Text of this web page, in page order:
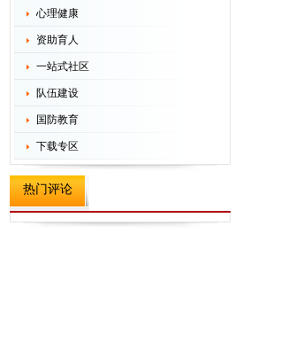
心理健康
资助育人
一站式社区
队伍建设
国防教育
下载专区
热门评论